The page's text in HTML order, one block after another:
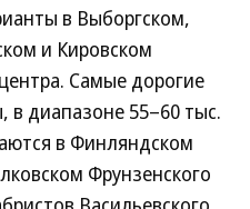
в Выборгском,
и Кировском
Самые дорогие
в диапазоне 55–60 тыс.
в Финляндском
Фрунзенского